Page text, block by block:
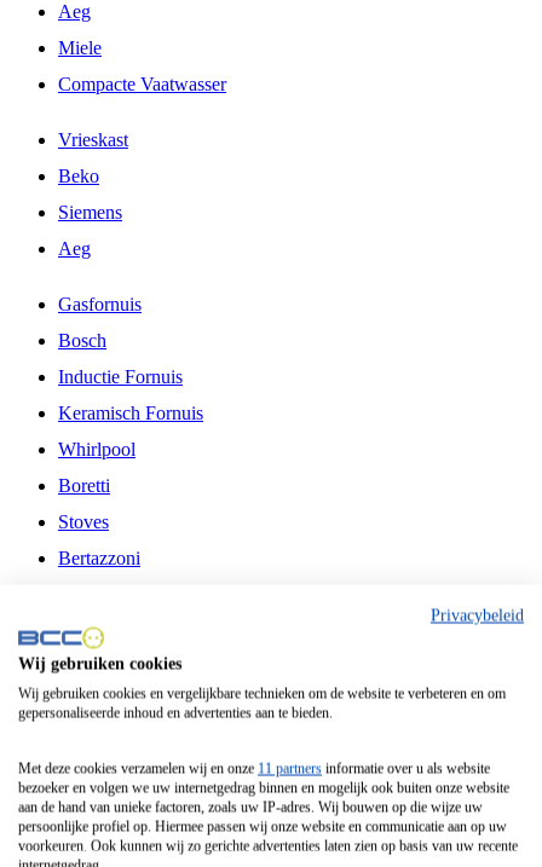
Aeg
Miele
Compacte Vaatwasser
Vrieskast
Beko
Siemens
Aeg
Gasfornuis
Bosch
Inductie Fornuis
Keramisch Fornuis
Whirlpool
Boretti
Stoves
Bertazzoni
Fitelli
Airfryer
Frituurpan
Contactgrill
Broodbakmachine
Broodrooster
Privacybeleid
Wij gebruiken cookies
Wij gebruiken cookies en vergelijkbare technieken om de website te verbeteren en om
gepersonaliseerde inhoud en advertenties aan te bieden.
Met deze cookies verzamelen wij en onze 11 partners informatie over u als website
bezoeker en volgen we uw internetgedrag binnen en mogelijk ook buiten onze website
aan de hand van unieke factoren, zoals uw IP-adres. Wij bouwen op die wijze uw
persoonlijke profiel op. Hiermee passen wij onze website en communicatie aan op uw
voorkeuren. Ook kunnen wij zo gerichte advertenties laten zien op basis van uw recente